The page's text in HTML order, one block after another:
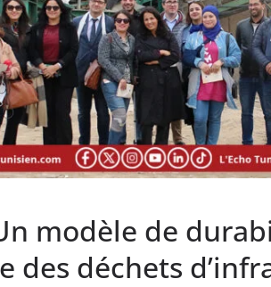
modèle de
des déchets